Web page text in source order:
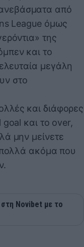
από
League όμως
της
και το
μεγάλη
στο
και διάφορες
goal και το over,
μην μείνετε
πολλά ακόμα που
στη Novibet με το